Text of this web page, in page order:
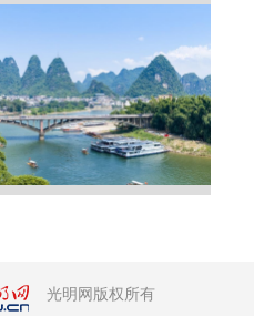
光明网版权所有